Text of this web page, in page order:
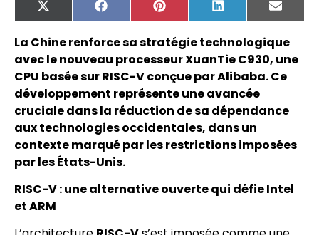
X
(Twitter)
FacebookPinterest LinkedIn
Email
La Chine renforce sa stratégie technologique
avec le nouveau processeur XuanTie C930, une
CPU basée sur RISC-V conçue par Alibaba. Ce
développement représente une avancée
cruciale dans la réduction de sa dépendance
aux technologies occidentales, dans un
contexte marqué par les restrictions imposées
par les États-Unis.
RISC-V : une alternative ouverte qui défie Intel
et ARM